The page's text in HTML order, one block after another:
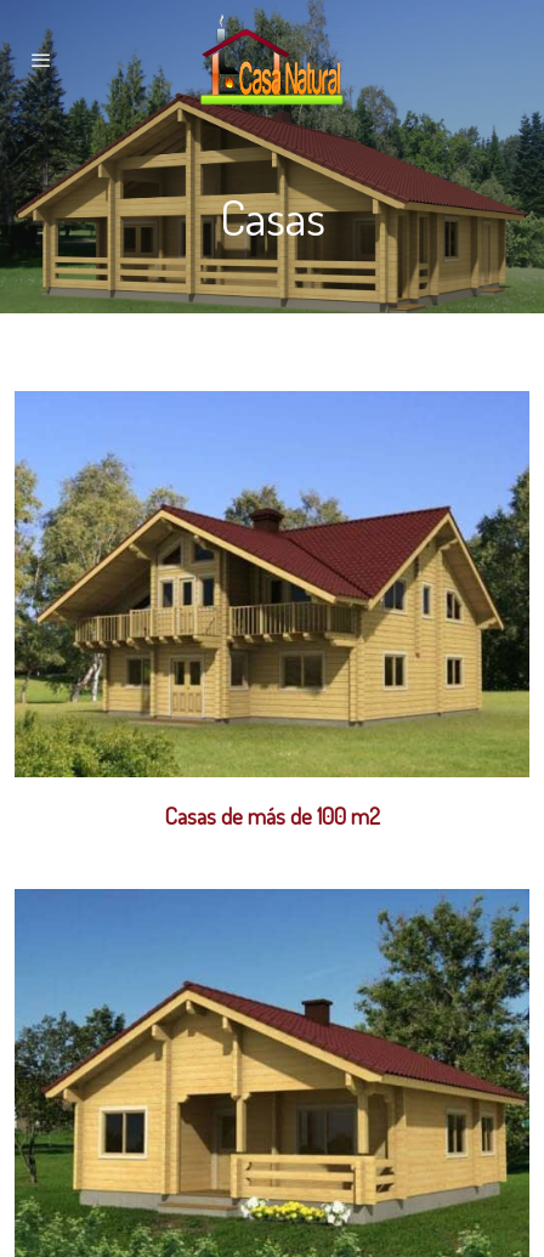
Casas
Casas de más de 100 m2